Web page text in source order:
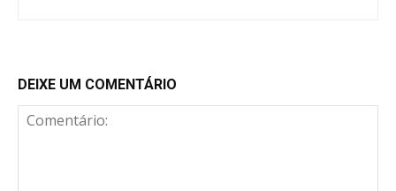
DEIXE UM COMENTÁRIO